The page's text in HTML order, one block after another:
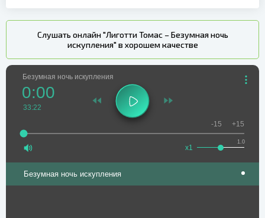
Слушать онлайн "Лиготти Томас – Безумная ночь
искупления" в хорошем качестве
Безумная ночь искупления
0:00
33:22
1.0
x1
-15 +15
Безумная ночь искупления